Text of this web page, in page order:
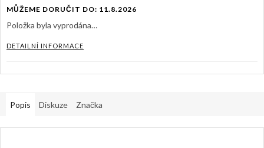
MŮŽEME DORUČIT DO: 11.8.2026
Položka byla vyprodána…
DETAILNÍ INFORMACE
Popis Diskuze Značka